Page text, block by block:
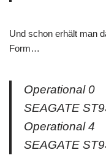
Und schon erhält man
Form…
Operational
SEAGATE
Operational
SEAGATE